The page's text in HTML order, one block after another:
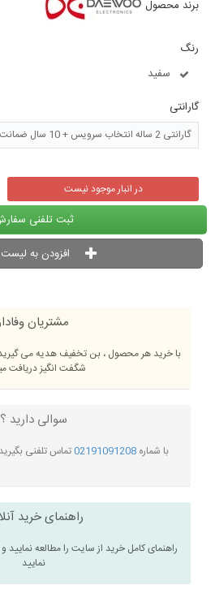
برند محصول
رنگ
سفید
گارانتی
گارانتی 2 ساله انتخاب سرویس + 10 سال ضمانت موتور
در انبار موجود نیست
ثبت تلفنی
افزودن به
مشتریان
با خرید هر محصول ، بن تخفیف هدیه می
شگفت انگیز دریافت
سوالی دارید ؟
با شماره02191091208تماس تلفنی
راهنمای خرید
راهنمای کامل خرید از سایت را مطالعه
نمایید